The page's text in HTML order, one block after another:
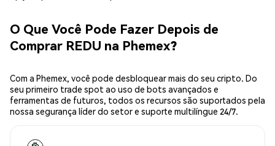
O Que Você Pode Fazer Depois de
Comprar REDU na Phemex?
Com a Phemex, você pode desbloquear mais do seu cripto. Do
seu primeiro trade spot ao uso de bots avançados e
ferramentas de futuros, todos os recursos são suportados pela
nossa segurança líder do setor e suporte multilíngue 24/7.